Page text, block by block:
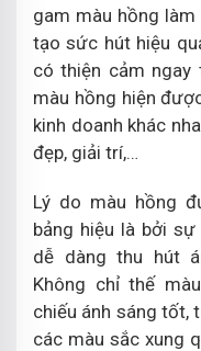
gam màu hồng
tạo sức hút hiệu
có thiện cảm ngay
màu hồng hiện
kinh doanh khác
đẹp, giải trí,…
Lý do màu hồng
bảng hiệu là bởi
dễ dàng thu hút
Không chỉ thế
chiếu ánh sáng tốt,
các màu sắc xung